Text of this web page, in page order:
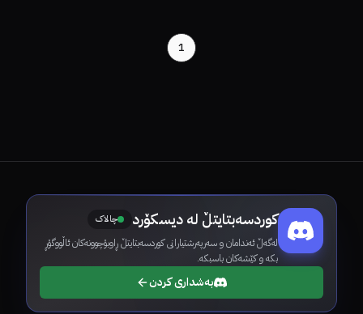
1
کوردسەبتایتڵ لە دیسکۆرد چالاک
لەگەڵ ئەندامان و سەرپەرشتیارانی کوردسەبتایتڵ ڕاوبۆچوونەکان ئاڵووگۆڕ
بکە و کێشەکان باسبکە.
بەشداری کردن